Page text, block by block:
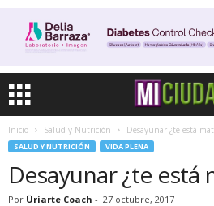
Inicio Salud y Nutrición Desayunar ¿te está
SALUD Y NUTRICIÓN VIDA PLENA
Desayunar ¿te está
Por Üriarte Coach - 27 octubre, 2017